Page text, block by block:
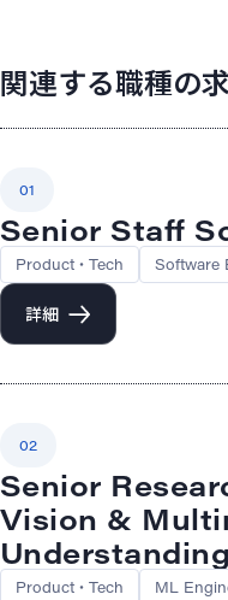
関連する職種の
01
Senior Staff
Product・Tech Software
詳細
02
Senior
Vision &
Product・Tech ML